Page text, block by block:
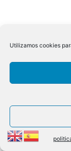
Utilizamos cookies